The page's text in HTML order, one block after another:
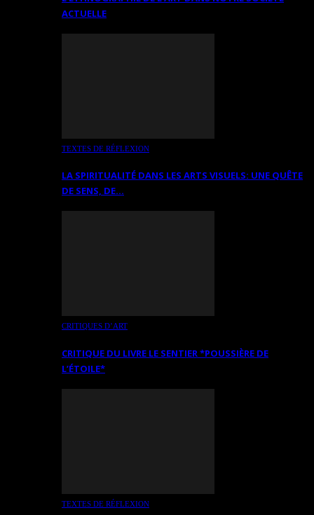
ACTUELLE
TEXTES DE RÉFLEXION
LA SPIRITUALITÉ DANS LES ARTS VISUELS: UNE QUÊTE
DE SENS, DE…
CRITIQUES D’ART
CRITIQUE DU LIVRE LE SENTIER *POUSSIÈRE DE
L’ÉTOILE*
TEXTES DE RÉFLEXION